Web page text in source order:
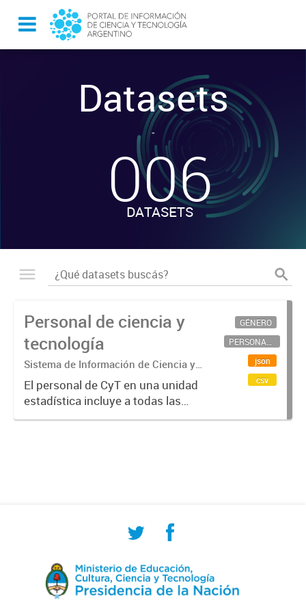
Datasets
-
006
DATASETS
Personal de ciencia y
tecnología
Sistema de Información de Ciencia y
Tecnología Argentino (SICYTAR)
El personal de CyT en una unidad
estadística incluye a todas las
personas involucradas
GÉNERO
PERSONAL CIENTÍFICO-TECNOLÓGICO
json
csv